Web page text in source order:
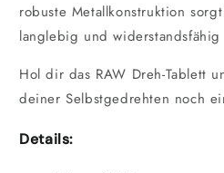
robuste Metallkonstruktion
langlebig und widerstandsfähig
Hol dir das RAW Dreh-Tablett
deiner Selbstgedrehten noch
Details: